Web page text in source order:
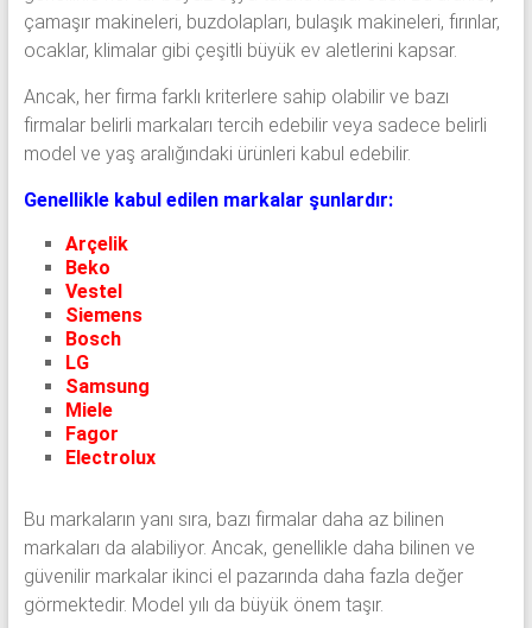
çamaşır makineleri, buzdolapları, bulaşık makineleri, fırınlar,
ocaklar, klimalar gibi çeşitli büyük ev aletlerini kapsar.
Ancak, her firma farklı kriterlere sahip olabilir ve bazı
firmalar belirli markaları tercih edebilir veya sadece belirli
model ve yaş aralığındaki ürünleri kabul edebilir.
Genellikle kabul edilen markalar şunlardır:
Arçelik
Beko
Vestel
Siemens
Bosch
LG
Samsung
Miele
Fagor
Electrolux
Bu markaların yanı sıra, bazı firmalar daha az bilinen
markaları da alabiliyor. Ancak, genellikle daha bilinen ve
güvenilir markalar ikinci el pazarında daha fazla değer
görmektedir. Model yılı da büyük önem taşır.